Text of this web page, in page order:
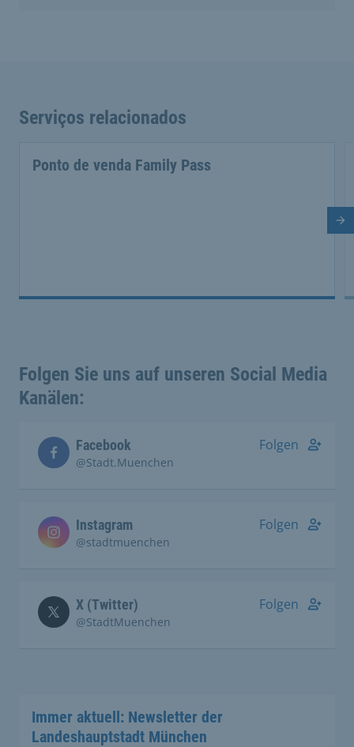
Serviços relacionados
Ponto de venda Family Pass
Folgen Sie uns auf unseren Social Media
Kanälen:
Facebook
@Stadt.Muenchen
Folgen
Instagram
@stadtmuenchen
Folgen
X (Twitter)
@StadtMuenchen
Folgen
Immer aktuell: Newsletter der
Landeshauptstadt München